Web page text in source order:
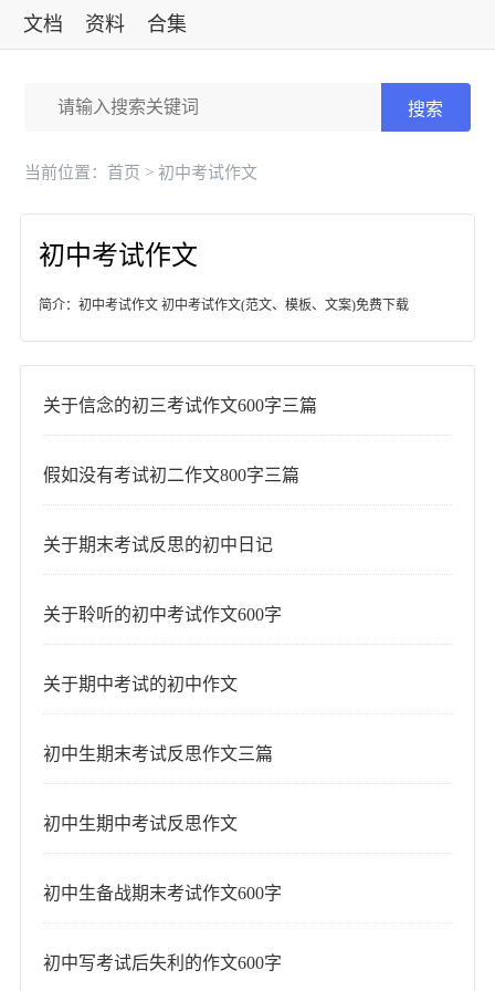
文档 资料 合集
搜索
当前位置： 首页 > 初中考试作文
初中考试作文
简介：初中考试作文 初中考试作文(范文、模板、文案)免费下载
关于信念的初三考试作文600字三篇
假如没有考试初二作文800字三篇
关于期末考试反思的初中日记
关于聆听的初中考试作文600字
关于期中考试的初中作文
初中生期末考试反思作文三篇
初中生期中考试反思作文
初中生备战期末考试作文600字
初中写考试后失利的作文600字